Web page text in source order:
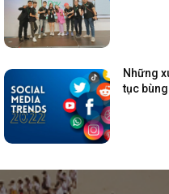
Những
tục